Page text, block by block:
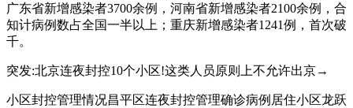
广东省新增感染者3700余例，河南省新增感染者2100余例，合
知计病例数占全国一半以上；重庆新增感染者1241例，首次破
千。
突发:北京连夜封控10个小区!这类人员原则上不允许出京→
小区封控管理情况昌平区连夜封控管理确诊病例居住小区龙跃